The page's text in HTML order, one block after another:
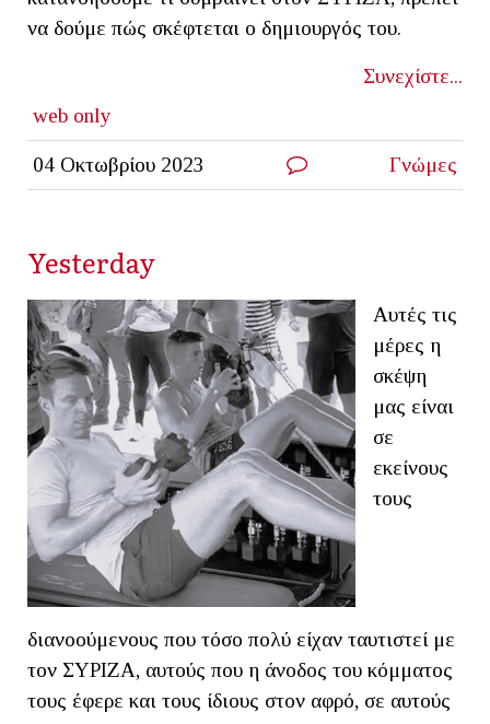
να δούμε πώς σκέφτεται ο δημιουργός του.
Συνεχίστε...
web only
04 Οκτωβρίου 2023 Γνώμες
Yesterday
Αυτές τις
μέρες η
σκέψη
μας είναι
σε
εκείνους
τους
διανοούμενους που τόσο πολύ είχαν ταυτιστεί με
τον ΣΥΡΙΖΑ, αυτούς που η άνοδος του κόμματος
τους έφερε και τους ίδιους στον αφρό, σε αυτούς